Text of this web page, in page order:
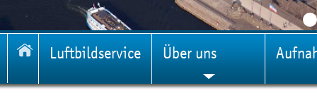
Luftbildservice Über uns